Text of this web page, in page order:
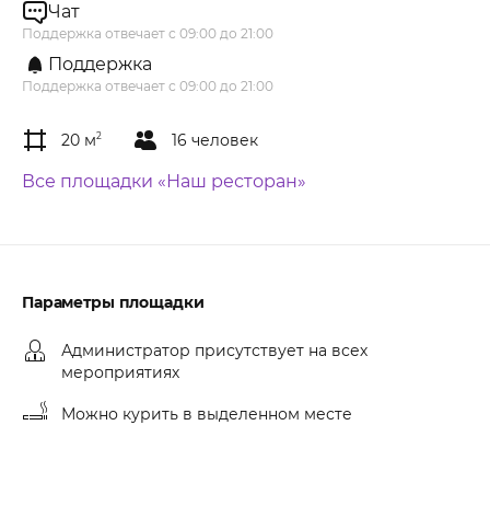
Чат
Поддержка отвечает с 09:00 до 21:00
Поддержка
Поддержка отвечает с 09:00 до 21:00
20 м2 16 человек
Все площадки «Наш ресторан»
Параметры площадки
Администратор присутствует на всех
мероприятиях
Можно курить в выделенном месте